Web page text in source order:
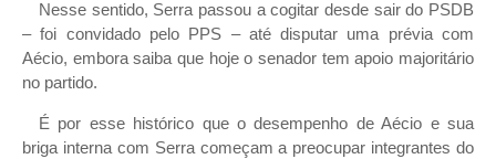
Nesse sentido, Serra passou a cogitar desde sair do PSDB
– foi convidado pelo PPS – até disputar uma prévia com
Aécio, embora saiba que hoje o senador tem apoio majoritário
no partido.
É por esse histórico que o desempenho de Aécio e sua
briga interna com Serra começam a preocupar integrantes do